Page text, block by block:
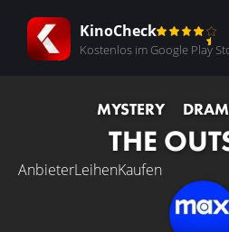
KinoCheck
Kostenlos im Google Play
MYSTERY
THE
AnbieterLeihenKaufen